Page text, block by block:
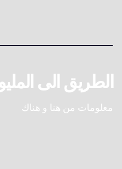
الطريق الى
معلومات من هنا و هناك